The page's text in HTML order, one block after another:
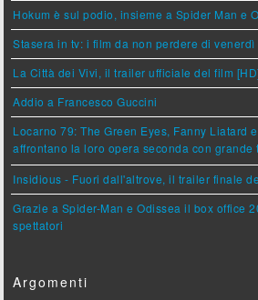
Hokum è sul podio, insieme a Spider Man e
Stasera in tv: i film da non perdere di venerdì
La Città dei Vivi, il trailer ufficiale del film
Addio a Francesco Guccini
Locarno 79: The Green Eyes, Fanny Liatard
affrontano la loro opera seconda con grande
Insidious - Fuori dall'altrove, il trailer finale
Grazie a Spider-Man e Odissea il box office
spettatori
Argomenti